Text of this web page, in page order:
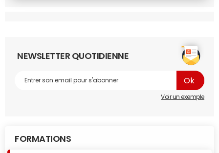
NEWSLETTER QUOTIDIENNE
Voir un exemple
FORMATIONS